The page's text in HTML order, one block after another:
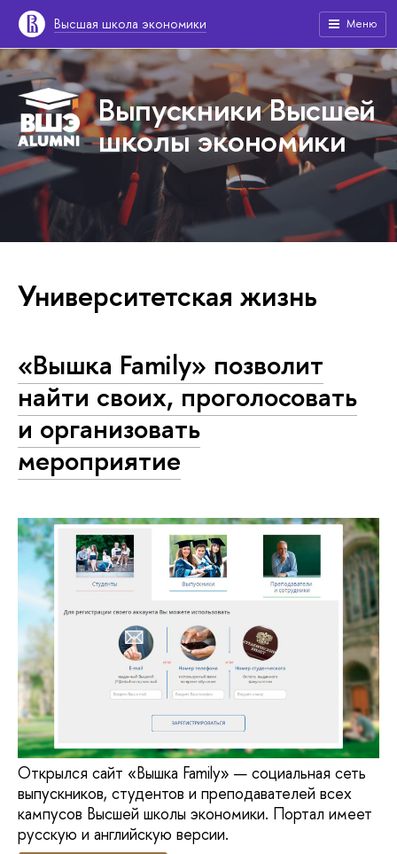
Высшая школа экономики Меню
Выпускники Высшей
школы экономики
Университетская жизнь
«Вышка Family» позволит
найти своих, проголосовать
и организовать
мероприятие
Открылся сайт «Вышка Family» — социальная сеть
выпускников, студентов и преподавателей всех
кампусов Высшей школы экономики. Портал имеет
русскую и английскую версии.